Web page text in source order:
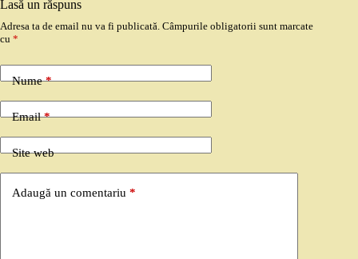
Lasă un răspuns
Adresa ta de email nu va fi publicată. Câmpurile obligatorii sunt marcate
cu *
Nume*
Email*
Site web
Adaugă un comentariu *